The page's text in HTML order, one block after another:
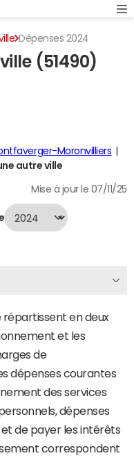
Dépenses 2024
(51490)
Moronvilliers
autre ville
Mise à jour le 07/11/25
répartissent en deux
et les
de
dépenses courantes
des services
dépenses
de payer les intérêts
correspondent